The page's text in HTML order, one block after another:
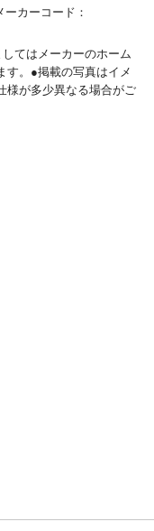
カーコード：
てはメーカーのホーム
す。●掲載の写真はイメ
様が多少異なる場合がご